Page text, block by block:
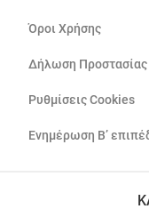
Όροι Χρήσης
Δήλωση
Ρυθμίσεις Cookies
Ενημέρωση Β’